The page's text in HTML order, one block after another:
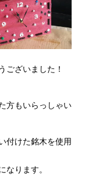
ございました！
方もいらっしゃい
付けた銘木を使用
なります。